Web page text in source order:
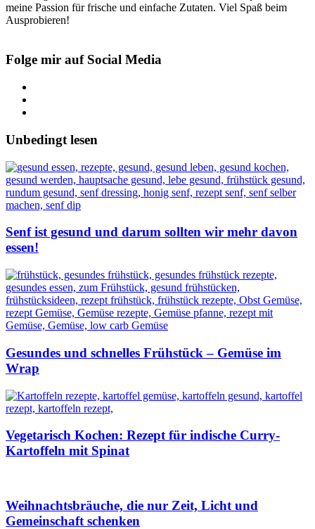
meine Passion für frische und einfache Zutaten. Viel Spaß beim
Ausprobieren!
Folge mir auf Social Media
Unbedingt lesen
Senf ist gesund und darum sollten wir mehr davon
essen!
Gesundes und schnelles Frühstück – Gemüse im
Wrap
Vegetarisch Kochen: Rezept für indische Curry-
Kartoffeln mit Spinat
Weihnachtsbräuche, die nur Zeit, Licht und
Gemeinschaft schenken